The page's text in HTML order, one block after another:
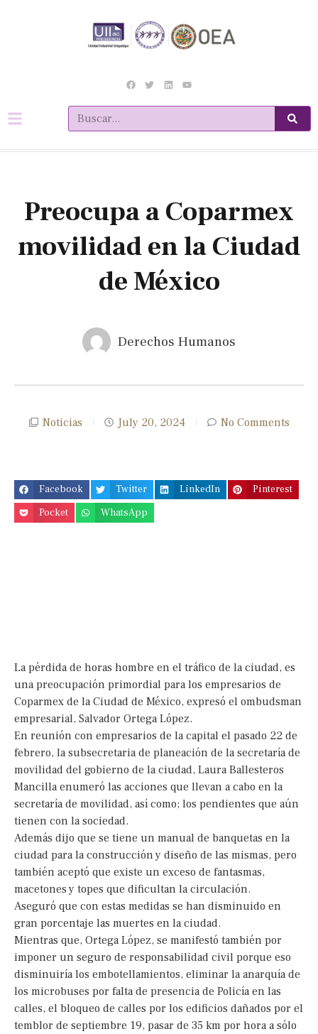
Preocupa a Coparmex
movilidad en la Ciudad
de México
Derechos Humanos
Noticias July 20, 2024 No Comments
Facebook Twitter LinkedIn
Pinterest
Pocket
WhatsApp
La pérdida de horas hombre en el tráfico de la ciudad, es
una preocupación primordial para los empresarios de
Coparmex de la Ciudad de México, expresó el ombudsman
empresarial, Salvador Ortega López.
En reunión con empresarios de la capital el pasado 22 de
febrero, la subsecretaria de planeación de la secretarí­a de
movilidad del gobierno de la ciudad, Laura Ballesteros
Mancilla enumeró las acciones que llevan a cabo en la
secretarí­a de movilidad, así­ como; los pendientes que aún
tienen con la sociedad.
Además dijo que se tiene un manual de banquetas en la
ciudad para la construcción y diseño de las mismas, pero
también aceptó que existe un exceso de fantasmas,
macetones y topes que dificultan la circulación.
Aseguró que con estas medidas se han disminuido en
gran porcentaje las muertes en la ciudad.
Mientras que, Ortega López, se manifestó también por
imponer un seguro de responsabilidad civil porque eso
disminuiría los embotellamientos, eliminar la anarquía de
los microbuses por falta de presencia de Policía en las
calles, el bloqueo de calles por los edificios dañados por el
temblor de septiembre 19, pasar de 35 km por hora a sólo